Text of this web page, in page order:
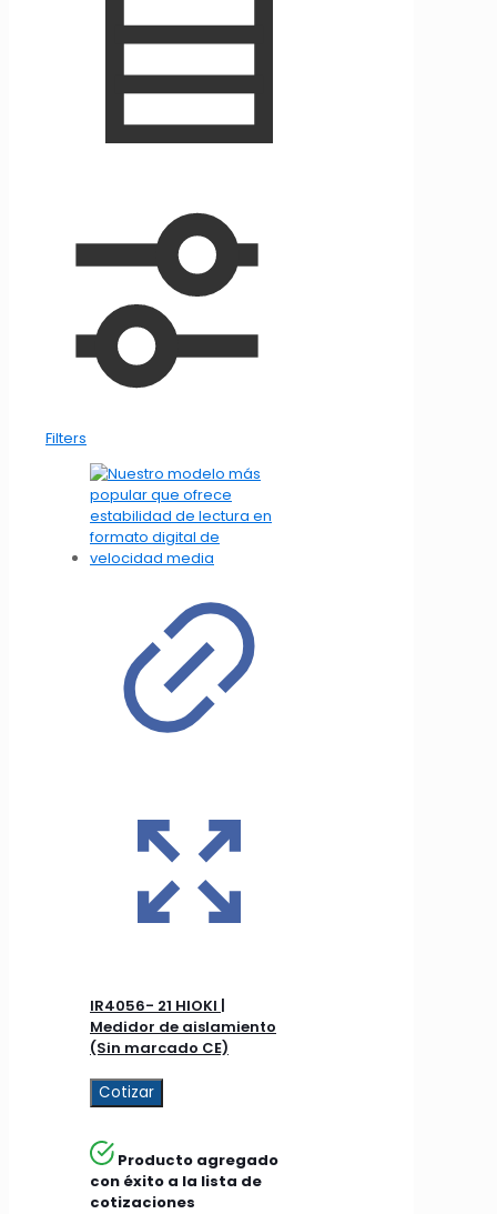
Filters
IR4056- 21 HIOKI |
Medidor de aislamiento
(Sin marcado CE)
Cotizar
Producto agregado
con éxito a la lista de
cotizaciones